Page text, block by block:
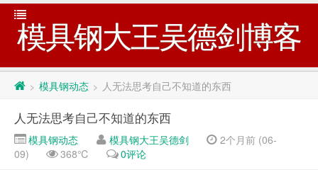
模具钢大王吴德剑博客
> 模具钢动态 > 人无法思考自己不知道的东西
人无法思考自己不知道的东西
模具钢动态 模具钢大王吴德剑
2个月前 (06-
09)
368℃ 0评论